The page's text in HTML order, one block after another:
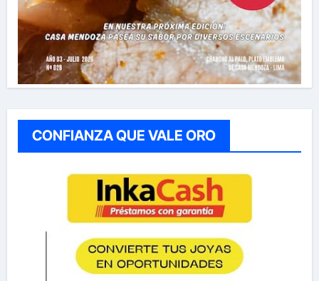
CONFIANZA QUE VALE ORO